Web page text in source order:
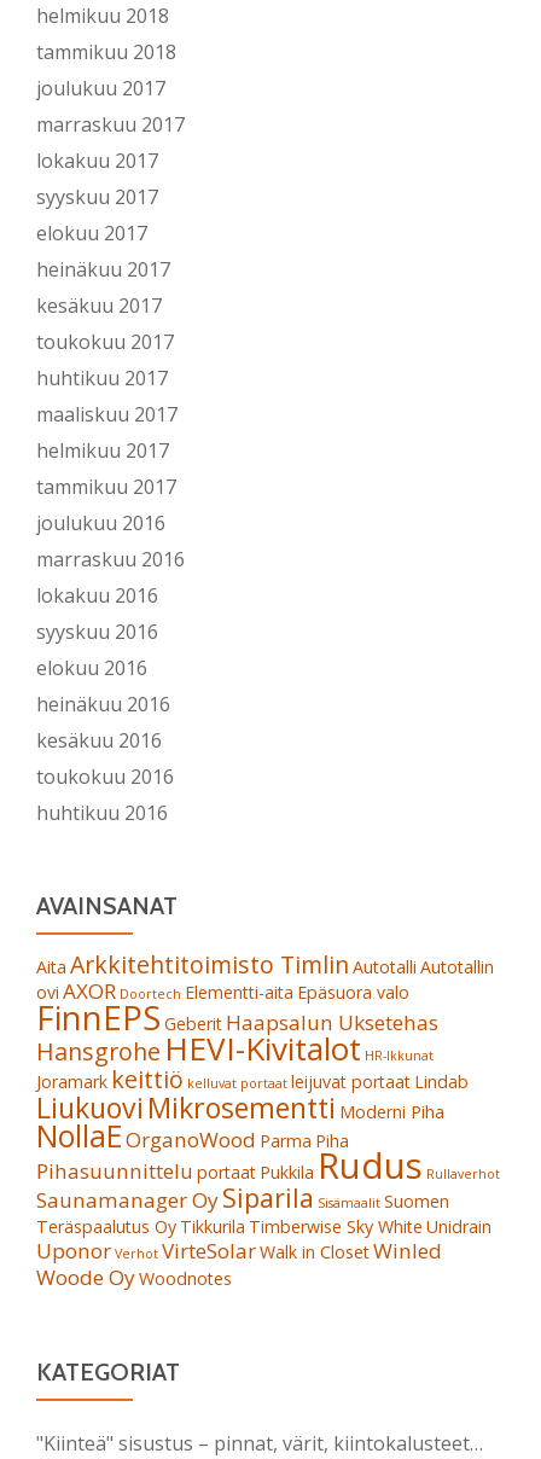
helmikuu 2018
tammikuu 2018
joulukuu 2017
marraskuu 2017
lokakuu 2017
syyskuu 2017
elokuu 2017
heinäkuu 2017
kesäkuu 2017
toukokuu 2017
huhtikuu 2017
maaliskuu 2017
helmikuu 2017
tammikuu 2017
joulukuu 2016
marraskuu 2016
lokakuu 2016
syyskuu 2016
elokuu 2016
heinäkuu 2016
kesäkuu 2016
toukokuu 2016
huhtikuu 2016
AVAINSANAT
Aita Arkkitehtitoimisto Timlin Autotalli Autotallin
ovi AXOR Doortech Elementti-aita Epäsuora valo
FinnEPS Geberit Haapsalun Uksetehas
Hansgrohe HEVI-Kivitalot HR-Ikkunat
Joramark keittiö kelluvat portaat leijuvat portaat Lindab
Liukuovi Mikrosementti Moderni Piha
NollaEOrganoWood Parma Piha
Pihasuunnittelu portaat Pukkila Rudus Rullaverhot
Saunamanager OySiparila Sisämaalit Suomen
Teräspaalutus Oy Tikkurila Timberwise Sky White Unidrain
Uponor Verhot VirteSolarWalk in ClosetWinled
Woode OyWoodnotes
KATEGORIAT
"Kiinteä" sisustus – pinnat, värit, kiintokalusteet…